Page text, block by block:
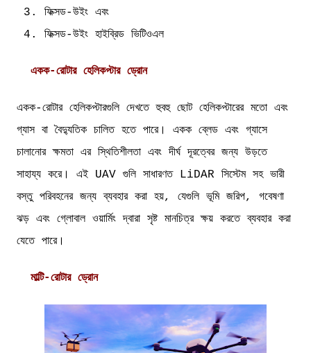
ফিক্সড-উইং এবং
ফিক্সড-উইং হাইব্রিড ভিটিওএল
একক-রোটার হেলিকপ্টার ড্রোন
একক-রোটার হেলিকপ্টারগুলি দেখতে হুবহু ছোট হেলিকপ্টারের মতো এবং
গ্যাস বা বৈদ্যুতিক চালিত হতে পারে। একক ব্লেড এবং গ্যাসে
চালানোর ক্ষমতা এর স্থিতিশীলতা এবং দীর্ঘ দূরত্বের জন্য উড়তে
সাহায্য করে। এই UAV গুলি সাধারণত LiDAR সিস্টেম সহ ভারী
বস্তু পরিবহনের জন্য ব্যবহার করা হয়, যেগুলি ভূমি জরিপ, গবেষণা
ঝড় এবং গ্লোবাল ওয়ার্মিং দ্বারা সৃষ্ট মানচিত্র ক্ষয় করতে ব্যবহার করা
যেতে পারে।
মাল্টি-রোটার ড্রোন